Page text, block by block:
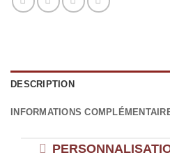
DESCRIPTION
INFORMATIONS